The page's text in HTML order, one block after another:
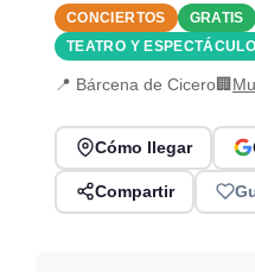
CONCIERTOS
GRATIS
TEATRO Y
📍 Bárcena de Cicero🏢
Cómo llegar
Compartir